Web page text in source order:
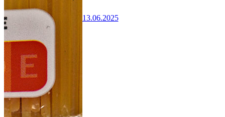
13.06.2025